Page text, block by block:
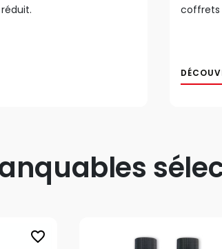
coffrets
favorite_border